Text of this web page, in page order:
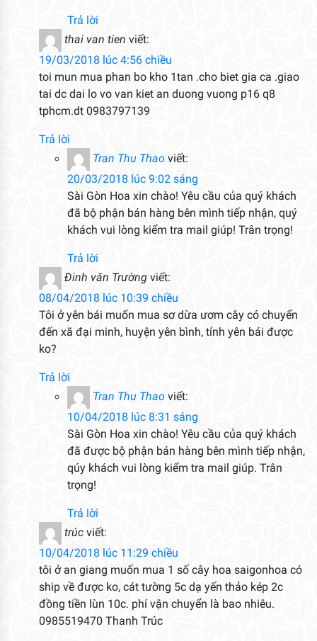
Trả lời
thai van tien viết:
19/03/2018 lúc 4:56 chiều
toi mun mua phan bo kho 1tan .cho biet gia ca .giao
tai dc dai lo vo van kiet an duong vuong p16 q8
tphcm.dt 0983797139
Trả lời
Tran Thu Thao viết:
20/03/2018 lúc 9:02 sáng
Sài Gòn Hoa xin chào! Yêu cầu của quý khách
đã bộ phận bán hàng bên mình tiếp nhận, quý
khách vui lòng kiểm tra mail giúp! Trân trọng!
Trả lời
Đinh văn Trường viết:
08/04/2018 lúc 10:39 chiều
Tôi ở yên bái muốn mua sơ dừa ươm cây có chuyển
đến xã đại minh, huyện yên bình, tỉnh yên bái được
ko?
Trả lời
Tran Thu Thao viết:
10/04/2018 lúc 8:31 sáng
Sài Gòn Hoa xin chào! Yêu cầu của quý khách
đã được bộ phận bán hàng bên mình tiếp nhận,
qúy khách vui lòng kiểm tra mail giúp. Trân
trọng!
Trả lời
trúc viết:
10/04/2018 lúc 11:29 chiều
tôi ở an giang muốn mua 1 số cây hoa saigonhoa có
ship về được ko, cát tường 5c dạ yến thảo kép 2c
đồng tiền lùn 10c. phí vận chuyển là bao nhiêu.
0985519470 Thanh Trúc